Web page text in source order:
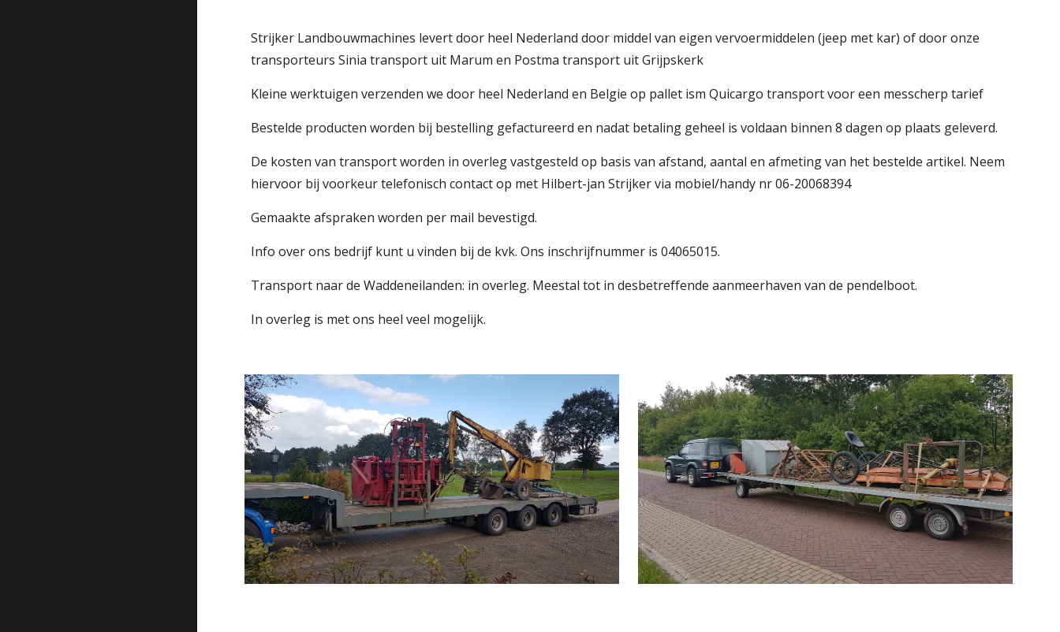
Strijker Landbouwmachines levert door heel Nederland door middel van eigen vervoermiddelen (jeep met kar) of door onze
transporteurs Sinia transport uit Marum en Postma transport uit Grijpskerk
Kleine werktuigen verzenden we door heel Nederland en Belgie op pallet ism Quicargo transport voor een messcherp tarief
Bestelde producten worden bij bestelling gefactureerd en nadat betaling geheel is voldaan binnen 8 dagen op plaats geleverd.
De kosten van transport worden in overleg vastgesteld op basis van afstand, aantal en afmeting van het bestelde artikel. Neem
hiervoor bij voorkeur telefonisch contact op met Hilbert-jan Strijker via mobiel/handy nr 06-20068394
Gemaakte afspraken worden per mail bevestigd.
Info over ons bedrijf kunt u vinden bij de kvk. Ons inschrijfnummer is 04065015.
Transport naar de Waddeneilanden: in overleg. Meestal tot in desbetreffende aanmeerhaven van de pendelboot.
In overleg is met ons heel veel mogelijk.